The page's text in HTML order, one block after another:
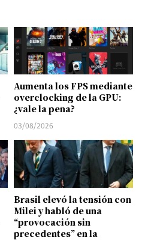
Aumenta los FPS mediante
overclocking de la GPU:
¿vale la pena?
03/08/2026
Brasil elevó la tensión con
Milei y habló de una
“provocación sin
precedentes” en la